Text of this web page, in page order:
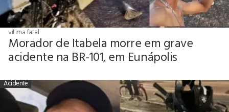
vítima fatal
Morador de Itabela morre em grave
acidente na BR-101, em Eunápolis
Acidente